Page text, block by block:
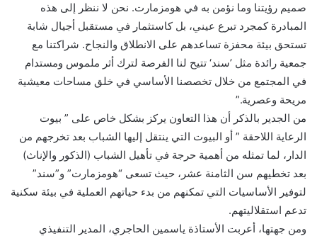
صميم رؤيتنا وما نؤمن به في هومزمارت. نحن لا ننظر إلى هذه
المبادرة كمجرد تبرع عيني، بل كاستثمار في مستقبل أجيال شابة
تستحق بيئة محفزة تساعدهم على الانطلاق والنجاح. شراكتنا مع
جمعية رائدة مثل ’سند‘ تتيح لنا الفرصة لترك أثر ملموس ومستدام
في المجتمع من خلال تخصصنا الأساسي في خلق مساحات معيشية
مريحة وعصرية.”
من الجدير بالذكر أن هذا التعاون يركز بشكل خاص على ” بيوت
الرعاية اللاحقة ” أو البيوت التي ينتقل إليها الشباب بعد تخرجهم من
الدار، لما تمثله من أهمية حرجة في تأهيل الشباب (الذكور والإناث)
بعد تخطيهم سن الثامنة عشر، حيث تسعى “هومزمارت” و”سند”
لتوفير الأساسيات التي تمكنهم من بدء حياتهم العملية في بيئة سكنية
تدعم استقلاليتهم.
ومن جهتها، أعربت الأستاذة ياسمين الحاجري، المدير التنفيذي